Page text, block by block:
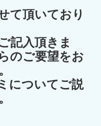
て頂いており
記入頂きま
のご要望をお
についてご説